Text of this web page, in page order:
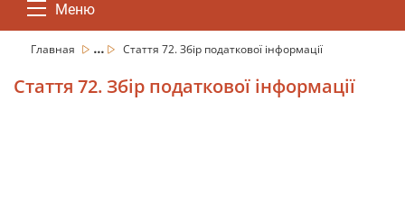
Меню
Главная ... Стаття 72. Збір податкової інформації
Стаття 72. Збір податкової інформації